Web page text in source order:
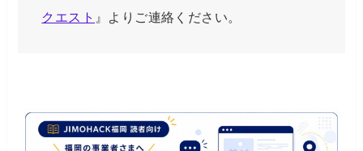
クエスト 』よりご連絡ください。